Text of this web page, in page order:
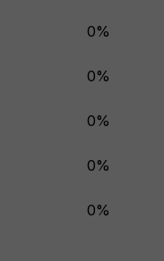
0%
0%
0%
0%
0%